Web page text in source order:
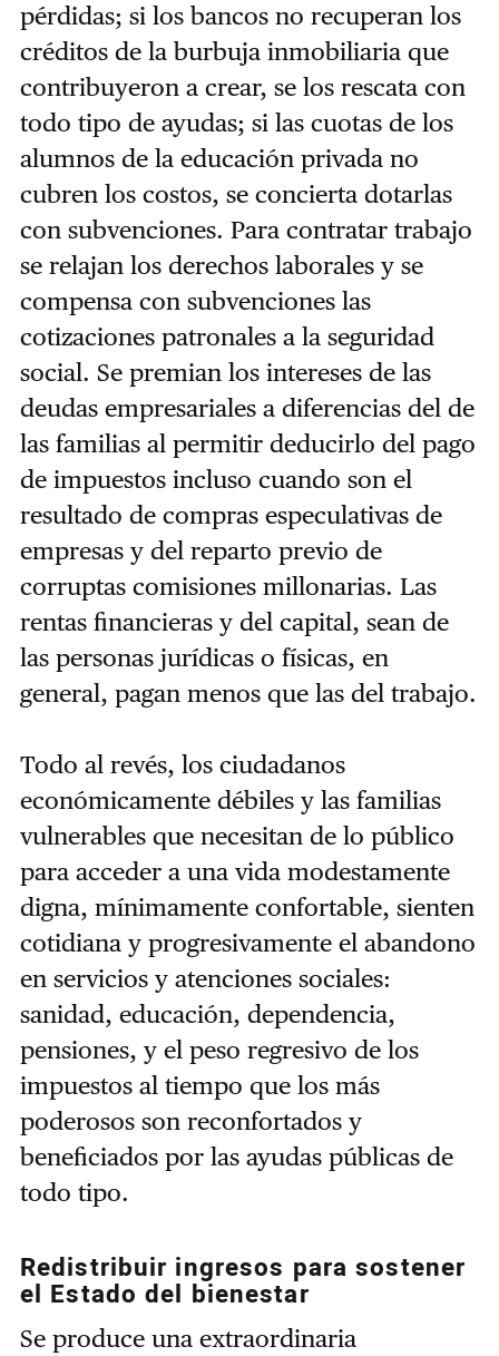
pérdidas; si los bancos no recuperan los
créditos de la burbuja inmobiliaria que
contribuyeron a crear, se los rescata con
todo tipo de ayudas; si las cuotas de los
alumnos de la educación privada no
cubren los costos, se concierta dotarlas
con subvenciones. Para contratar trabajo
se relajan los derechos laborales y se
compensa con subvenciones las
cotizaciones patronales a la seguridad
social. Se premian los intereses de las
deudas empresariales a diferencias del de
las familias al permitir deducirlo del pago
de impuestos incluso cuando son el
resultado de compras especulativas de
empresas y del reparto previo de
corruptas comisiones millonarias. Las
rentas financieras y del capital, sean de
las personas jurídicas o físicas, en
general, pagan menos que las del trabajo.
Todo al revés, los ciudadanos
económicamente débiles y las familias
vulnerables que necesitan de lo público
para acceder a una vida modestamente
digna, mínimamente confortable, sienten
cotidiana y progresivamente el abandono
en servicios y atenciones sociales:
sanidad, educación, dependencia,
pensiones, y el peso regresivo de los
impuestos al tiempo que los más
poderosos son reconfortados y
beneficiados por las ayudas públicas de
todo tipo.
Redistribuir ingresos para sostener
el Estado del bienestar
Se produce una extraordinaria